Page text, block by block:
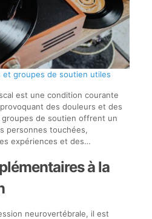
et groupes de soutien utiles
est une condition courante
des douleurs et des
de soutien offrent un
personnes touchées,
expériences et des…
à la
neurovertébrale, il est